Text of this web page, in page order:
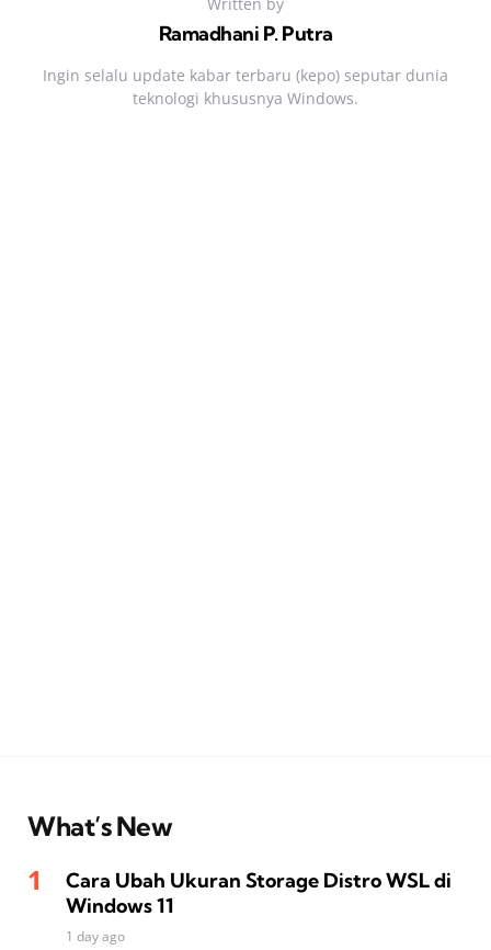
Ramadhani P. Putra
Ingin selalu update kabar terbaru (kepo) seputar dunia
teknologi khususnya Windows.
What’s New
Cara Ubah Ukuran Storage Distro WSL di
Windows 11
1 day ago